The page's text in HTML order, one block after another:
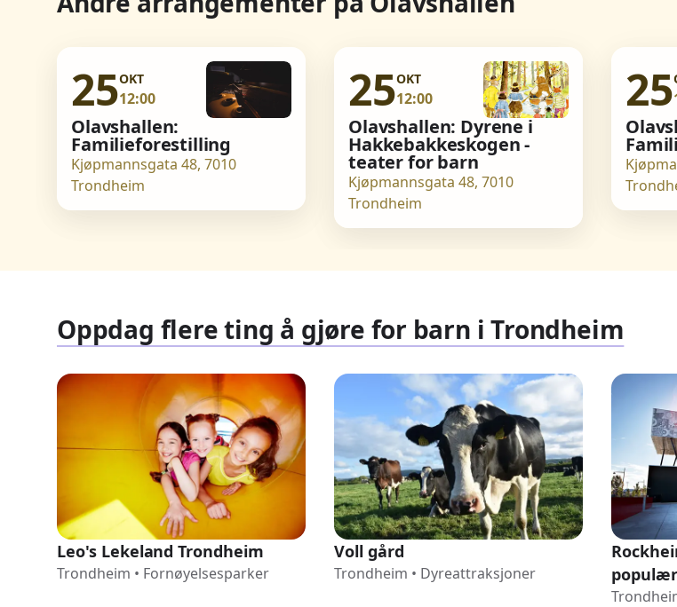
25OKT
12:00
Olavshallen:
Familieforestilling
Kjøpmannsgata 48, 7010
Trondheim
25OKT
12:00
Olavshallen: Dyrene i
Hakkebakkeskogen -
teater for barn
Kjøpmannsgata 48, 7010
Trondheim
25
Oppdag flere ting å gjøre for barn i Trondheim
Leo's Lekeland Trondheim
Trondheim • Fornøyelsesparker
Voll gård
Trondheim • Dyreattraksjoner